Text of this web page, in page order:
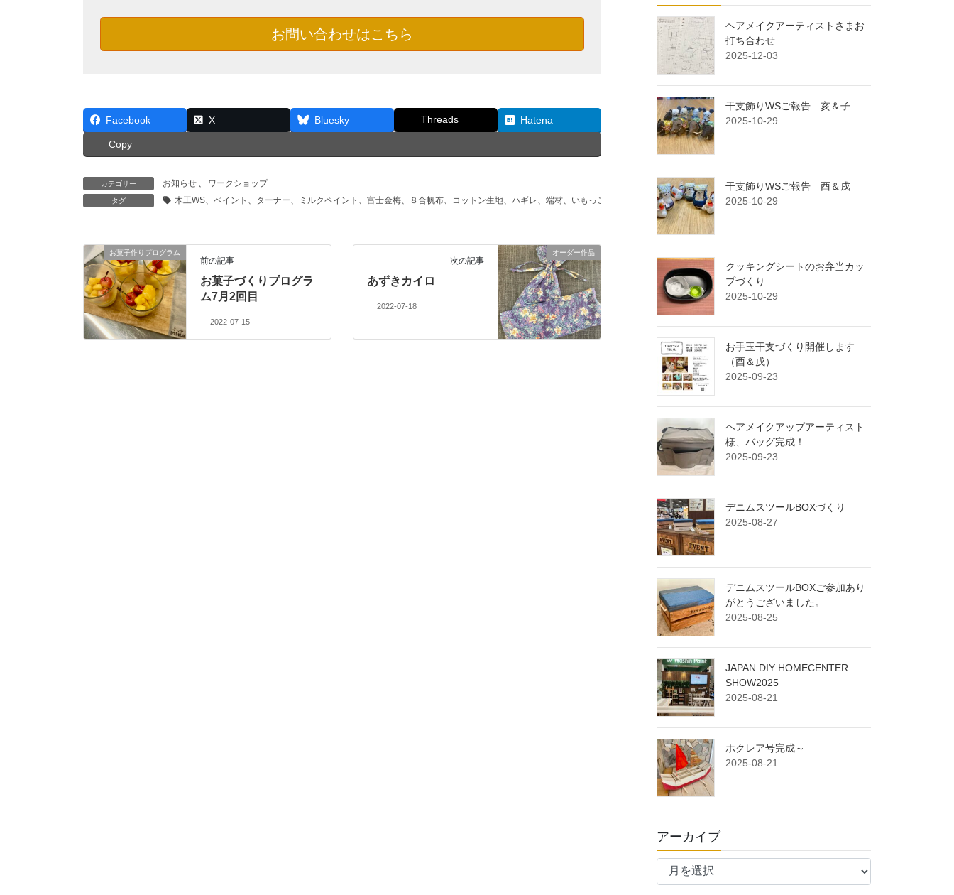
お問い合わせはこちら
Facebook X Bluesky Threads Hatena
Copy
カテゴリー お知らせ 、 ワークショップ
タグ 木工WS、ペイント、ターナー、ミルクペイント、富士金梅、８合帆布、コットン生地、ハギレ、端材、いもっこかふぇ、いもっこガーデン、浦安市
お菓子作りプログラム
前の記事
お菓子づくりプログラ
ム7月2回目
2022-07-15
オーダー作品
次の記事
あずきカイロ
2022-07-18
ヘアメイクアーティストさまお
打ち合わせ
2025-12-03
干支飾りWSご報告 亥＆子
2025-10-29
干支飾りWSご報告 酉＆戌
2025-10-29
クッキングシートのお弁当カッ
プづくり
2025-10-29
お手玉干支づくり開催します
（酉＆戌）
2025-09-23
ヘアメイクアップアーティスト
様、バッグ完成！
2025-09-23
デニムスツールBOXづくり
2025-08-27
デニムスツールBOXご参加あり
がとうございました。
2025-08-25
JAPAN DIY HOMECENTER
SHOW2025
2025-08-21
ホクレア号完成～
2025-08-21
アーカイブ
ア